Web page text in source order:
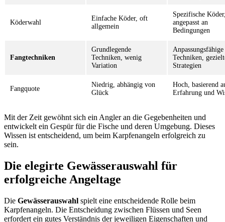
Köderwahl
Einfache Köder, oft
allgemein
Spezifische
angepasst an
Bedingungen
Fangtechniken
Grundlegende
Techniken, wenig
Variation
Anpassungsfähige
Techniken,
Strategien
Fangquote
Niedrig, abhängig von
Glück
Hoch, basierend
Erfahrung und
Mit der Zeit gewöhnt sich ein Angler an die Gegebenheiten und
entwickelt ein Gespür für die Fische und deren Umgebung. Dieses
Wissen ist entscheidend, um beim Karpfenangeln erfolgreich zu
sein.
Die elegirte Gewässerauswahl für
erfolgreiche Angeltage
Die Gewässerauswahl spielt eine entscheidende Rolle beim
Karpfenangeln. Die Entscheidung zwischen Flüssen und Seen
erfordert ein gutes Verständnis der jeweiligen Eigenschaften und